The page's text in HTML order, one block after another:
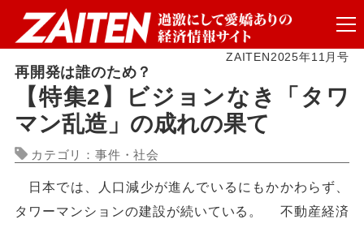
ZAITEN2025年11月号
再開発は誰のため？
【特集2】ビジョンなき「タワ
マン乱造」の成れの果て
カテゴリ：事件・社会
日本では、人口減少が進んでいるにもかかわらず、
タワーマンションの建設が続いている。 不動産経済